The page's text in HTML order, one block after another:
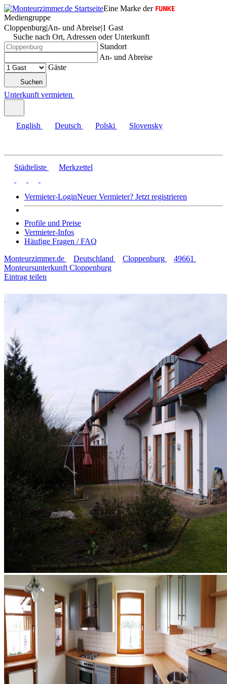
Eine Marke der
Mediengruppe
Cloppenburg|An- und Abreise|1 Gast
Suche nach Ort, Adressen oder Unterkunft
Standort
An- und Abreise
Gäste
Suchen
Unterkunft vermieten
English Deutsch Polski Slovensky
Städteliste Merkzettel
Vermieter-LoginNeuer Vermieter? Jetzt registrieren
Profile und Preise
Vermieter-Infos
Häufige Fragen / FAQ
Monteurzimmer.de
Deutschland Cloppenburg
49661
Monteursunterkunft Cloppenburg
Eintrag teilen